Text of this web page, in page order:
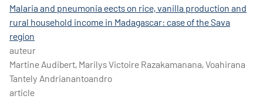
Malaria and pneumonia eects on rice, vanilla production and
rural household income in Madagascar: case of the Sava
region
auteur
Martine Audibert, Marilys Victoire Razakamanana, Voahirana
Tantely Andrianantoandro
article